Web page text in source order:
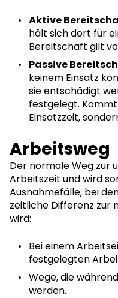
Aktive
hält sich dort für
Bereitschaft gilt
Passive
keinem Einsatz
sie entschädigt
festgelegt.
Einsatzzeit,
Arbeitsweg
Der normale Weg zur
Arbeitszeit und wird
Ausnahmefälle, bei
zeitliche Differenz zur
wird:
Bei einem
festgelegten
Wege, die
werden.